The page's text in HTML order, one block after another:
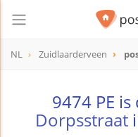
NL Zuidlaarderveen
9474 PE
Dorpsstraat